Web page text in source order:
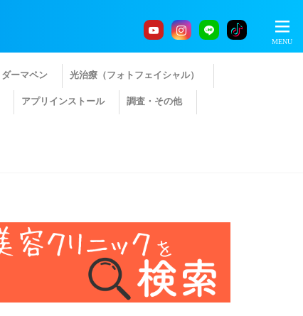
ダーマペン 光治療（フォトフェイシャル）
アプリインストール 調査・その他